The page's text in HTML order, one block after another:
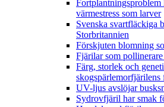
Fortplantningsproblem
värmestress som larver
Svenska svartfläckiga
Storbritannien
Förskjuten blomning
Fjärilar som
Färg, storlek och
skogspärlemorfjärilens
UV-ljus avslöjar
Sydrovfjäril har smak